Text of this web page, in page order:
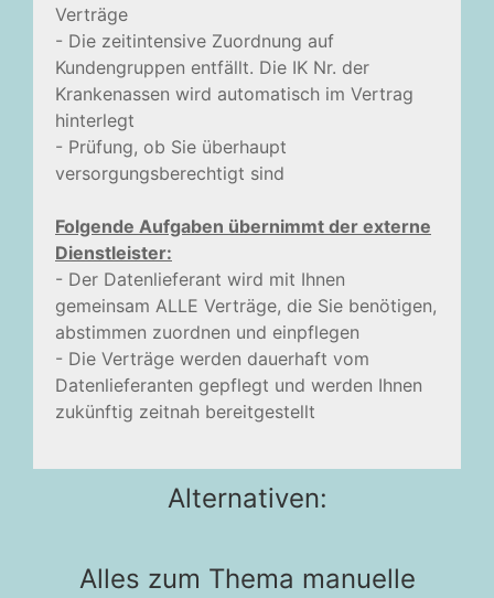
Verträge
- Die zeitintensive Zuordnung auf
Kundengruppen entfällt. Die IK Nr. der
Krankenassen wird automatisch im Vertrag
hinterlegt
- Prüfung, ob Sie überhaupt
versorgungsberechtigt sind
Folgende Aufgaben übernimmt der externe
Dienstleister:
- Der Datenlieferant wird mit Ihnen
gemeinsam ALLE Verträge, die Sie benötigen,
abstimmen zuordnen und einpflegen
- Die Verträge werden dauerhaft vom
Datenlieferanten gepflegt und werden Ihnen
zukünftig zeitnah bereitgestellt
Alternativen:
Alles zum Thema manuelle